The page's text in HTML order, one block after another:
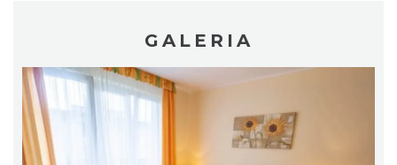
GALERIA